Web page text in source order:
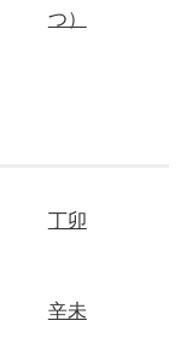
つ）
丁卯
辛未